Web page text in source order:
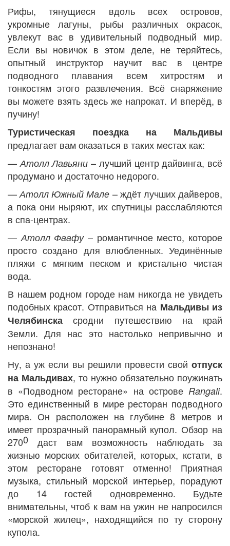
Рифы, тянущиеся вдоль всех островов,
укромные лагуны, рыбы различных окрасок,
увлекут вас в удивительный подводный мир.
Если вы новичок в этом деле, не теряйтесь,
опытный инструктор научит вас в центре
подводного плавания всем хитростям и
тонкостям этого развлечения. Всё снаряжение
вы можете взять здесь же напрокат. И вперёд, в
пучину!
Туристическая поездка на Мальдивы
предлагает вам оказаться в таких местах как:
— Атолл Лавьяни – лучший центр дайвинга, всё
продумано и достаточно недорого.
—Атолл Южный Мале – ждёт лучших дайверов,
а пока они ныряют, их спутницы расслабляются
в спа-центрах.
— Атолл Фаафу– романтичное место, которое
просто создано для влюбленных. Уединённые
пляжи с мягким песком и кристально чистая
вода.
В нашем родном городе нам никогда не увидеть
подобных красот. Отправиться на Мальдивы из
Челябинска сродни путешествию на край
Земли. Для нас это настолько непривычно и
непознано!
Ну, а уж если вы решили провести свой отпуск
на Мальдивах, то нужно обязательно поужинать
в «Подводном ресторане» на острове Rangali.
Это единственный в мире ресторан подводного
мира. Он расположен на глубине 8 метров и
имеет прозрачный панорамный купол. Обзор на
2700 даст вам возможность наблюдать за
жизнью морских обитателей, которых, кстати, в
этом ресторане готовят отменно! Приятная
музыка, стильный морской интерьер, порадуют
до 14 гостей одновременно. Будьте
внимательны, чтоб к вам на ужин не напросился
«морской жилец», находящийся по ту сторону
купола.